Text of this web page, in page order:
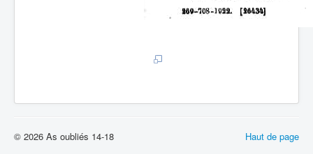
Haut de page
© 2026 As oubliés 14-18